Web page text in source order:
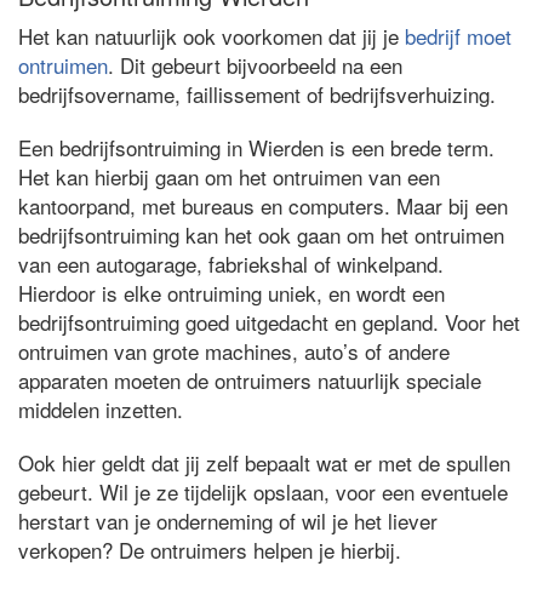
Het kan natuurlijk ook voorkomen dat jij je bedrijf moet
ontruimen. Dit gebeurt bijvoorbeeld na een
bedrijfsovername, faillissement of bedrijfsverhuizing.
Een bedrijfsontruiming in Wierden is een brede term.
Het kan hierbij gaan om het ontruimen van een
kantoorpand, met bureaus en computers. Maar bij een
bedrijfsontruiming kan het ook gaan om het ontruimen
van een autogarage, fabriekshal of winkelpand.
Hierdoor is elke ontruiming uniek, en wordt een
bedrijfsontruiming goed uitgedacht en gepland. Voor het
ontruimen van grote machines, auto’s of andere
apparaten moeten de ontruimers natuurlijk speciale
middelen inzetten.
Ook hier geldt dat jij zelf bepaalt wat er met de spullen
gebeurt. Wil je ze tijdelijk opslaan, voor een eventuele
herstart van je onderneming of wil je het liever
verkopen? De ontruimers helpen je hierbij.